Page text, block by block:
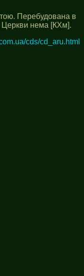
Перебудована в
Церкви нема [КХм].
cds/cd_aru.html